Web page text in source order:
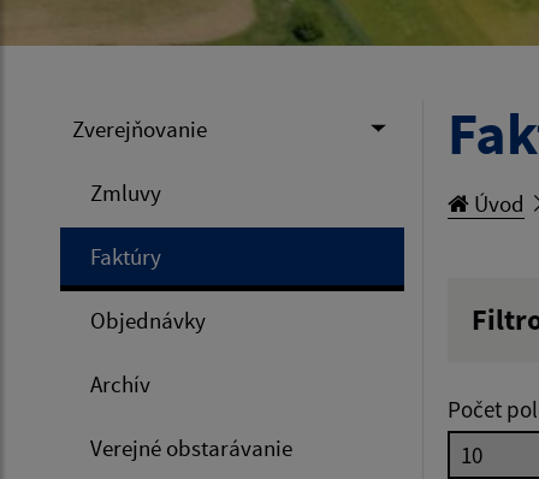
Zverejňovanie
Zmluvy
Faktúry
Objednávky
Archív
Verejné obstarávanie
Úvod
Typ
Počet